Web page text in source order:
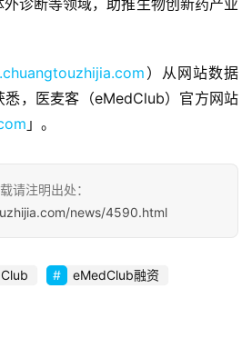
诊断等领域，助推生物创新药产业
）从网站数据
悉，医麦客（eMedClub）官方网站
」。
请注明出处：
news/4590.html
eMedClub融资